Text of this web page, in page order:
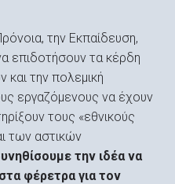
την Εκπαίδευση,
επιδοτήσουν τα κέρδη
και την πολεμική
εργαζόμενους να έχουν
τους «εθνικούς
των αστικών
την ιδέα να
φέρετρα για τον